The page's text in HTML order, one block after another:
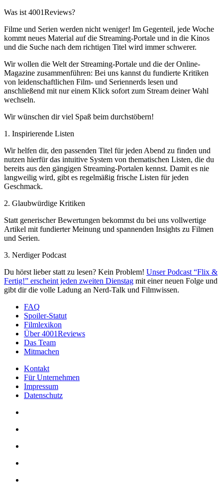
Was ist 4001Reviews?
Filme und Serien werden nicht weniger! Im Gegenteil, jede Woche
kommt neues Material auf die Streaming-Portale und in die Kinos
und die Suche nach dem richtigen Titel wird immer schwerer.
Wir wollen die Welt der Streaming-Portale und die der Online-
Magazine zusammenführen: Bei uns kannst du fundierte Kritiken
von leidenschaftlichen Film- und Seriennerds lesen und
anschließend mit nur einem Klick sofort zum Stream deiner Wahl
wechseln.
Wir wünschen dir viel Spaß beim durchstöbern!
1. Inspirierende Listen
Wir helfen dir, den passenden Titel für jeden Abend zu finden und
nutzen hierfür das intuitive System von thematischen Listen, die du
bereits aus den gängigen Streaming-Portalen kennst. Damit es nie
langweilig wird, gibt es regelmäßig frische Listen für jeden
Geschmack.
2. Glaubwürdige Kritiken
Statt generischer Bewertungen bekommst du bei uns vollwertige
Artikel mit fundierter Meinung und spannenden Insights zu Filmen
und Serien.
3. Nerdiger Podcast
Du hörst lieber statt zu lesen? Kein Problem! Unser Podcast “Flix &
Fertig!” erscheint jeden zweiten Dienstag mit einer neuen Folge und
gibt dir die volle Ladung an Nerd-Talk und Filmwissen.
FAQ
Spoiler-Statut
Filmlexikon
Über 4001Reviews
Das Team
Mitmachen
Kontakt
Für Unternehmen
Impressum
Datenschutz